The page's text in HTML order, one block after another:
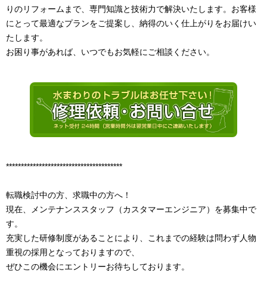
りのリフォームまで、専門知識と技術力で解決いたします。お客様
にとって最適なプランをご提案し、納得のいく仕上がりをお届けい
たします。
お困り事があれば、いつでもお気軽にご相談ください。
***************************************
転職検討中の方、求職中の方へ！
現在、メンテナンススタッフ（カスタマーエンジニア）を募集中で
す。
充実した研修制度があることにより、これまでの経験は問わず人物
重視の採用となっておりますので、
ぜひこの機会にエントリーお待ちしております。